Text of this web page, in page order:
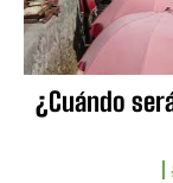
¿Cuándo